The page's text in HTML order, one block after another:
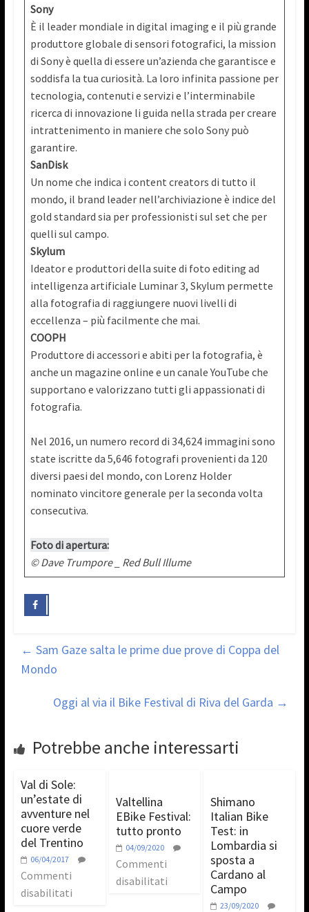
Sony
È il leader mondiale in digital imaging e il più grande
produttore globale di sensori fotografici, la mission
di Sony è quella di essere un’azienda che garantisce e
soddisfa la tua curiosità. La loro infinita passione per
tecnologia, contenuti e servizi e l’interminabile
ricerca di innovazione li guida nella strada per creare
intrattenimento in maniere che solo Sony può
garantire.
SanDisk
Un nome che indica i content creators di tutto il
mondo, il brand leader nell’archiviazione è indice del
gold standard sia per professionisti sul set che per
quelli sul campo.
Skylum
Ideator e produttori della suite di foto editing ad
intelligenza artificiale Luminar 3, Skylum permette
alla fotografia di raggiungere nuovi livelli di
eccellenza – più facilmente che mai.
COOPH
Produttore di accessori e abiti per la fotografia, è
anche un magazine online e un canale YouTube che
supportano e valorizzano tutti gli appassionati di
fotografia.
Nel 2016, un numero record di 34,624 immagini sono
state iscritte da 5,646 fotografi provenienti da 120
diversi paesi del mondo, con Lorenz Holder
nominato vincitore generale per la seconda volta
consecutiva.
Foto di apertura:
© Dave Trumpore _ Red Bull Illume
← Sam Gaze salta le prime due prove di Coppa del
Mondo
Oggi al via il Bike Festival di Riva del Garda →
Potrebbe anche interessarti
Val di Sole:
un’estate di
avventure nel
cuore verde
del Trentino
06/04/2017
Commenti
disabilitati
Valtellina
EBike Festival:
tutto pronto
04/09/2020
Commenti
disabilitati
Shimano
Italian Bike
Test: in
Lombardia si
sposta a
Cardano al
Campo
23/09/2020